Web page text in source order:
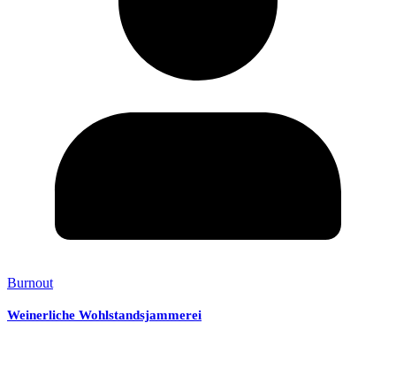
Burnout
Weinerliche Wohlstandsjammerei